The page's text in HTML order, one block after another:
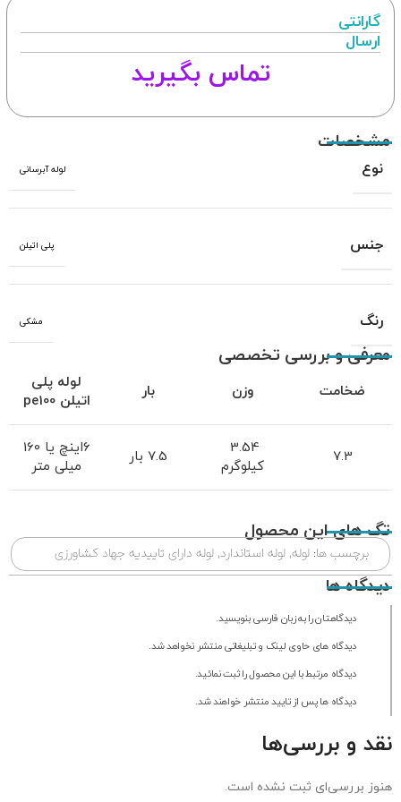
گارانتی
ارسال
تماس بگیرید
مشخصات
نوع لوله آبرسانی
جنس پلی اتیلن
رنگ مشکی
معرفی و بررسی تخصصی
ضخامت وزن بار
لوله پلی
اتیلنpe100
7.3
کیلوگرم
7.5 بار
6اینچ یا 160
میلی متر
تگ های این محصول
برچسب ها: لوله, لوله استاندارد, لوله دارای تاییدیه جهاد کشاورزی
دیدگاه ها
دیدگاهتان را به زبان فارسی بنویسید.
دیدگاه های حاوی لینک و تبلیغاتی منتشر نخواهد شد.
دیدگاه مرتبط با این محصول را ثبت نمائید.
دیدگاه ها پس از تایید منتشر خواهند شد.
نقد و بررسی‌ها
هنوز بررسی‌ای ثبت نشده است.